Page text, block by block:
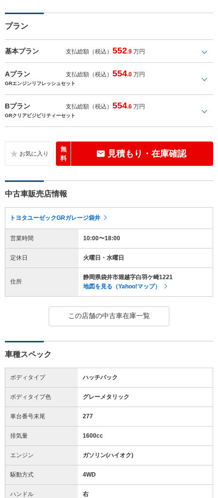
プラン
基本プラン 支払総額（税込）552.9 万円
Aプラン 支払総額（税込）554.0 万円
GRエンジンリフレッシュセット
Bプラン 支払総額（税込）554.6 万円
GRクリアビジビリティーセット
無
料
見積もり・在庫確認
中古車販売店情報
トヨタユーゼックGRガレージ袋井
営業時間 10:00〜18:00
定休日 火曜日・水曜日
住所
静岡県袋井市堀越字白羽ケ崎1221
地図を見る（Yahoo!マップ）
この店舗の中古車在庫一覧
車種スペック
ボディタイプ ハッチバック
ボディタイプ色 グレーメタリック
車台番号末尾 277
排気量 1600cc
エンジン ガソリン(ハイオク)
駆動方式 4WD
ハンドル 右